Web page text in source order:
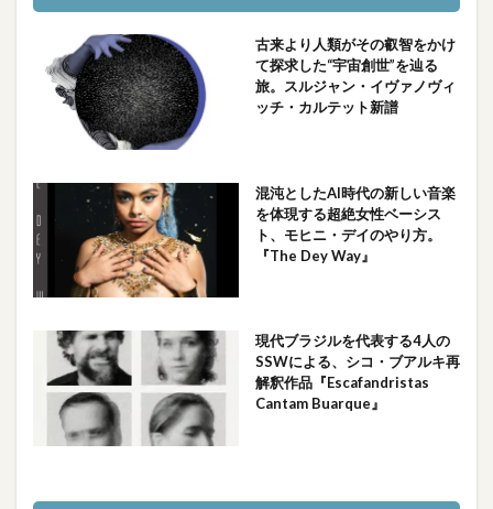
古来より人類がその叡智をかけ
て探求した“宇宙創世”を辿る
旅。スルジャン・イヴァノヴィ
ッチ・カルテット新譜
混沌としたAI時代の新しい音楽
を体現する超絶女性ベーシス
ト、モヒニ・デイのやり方。
『The Dey Way』
現代ブラジルを代表する4人の
SSWによる、シコ・ブアルキ再
解釈作品『Escafandristas
Cantam Buarque』